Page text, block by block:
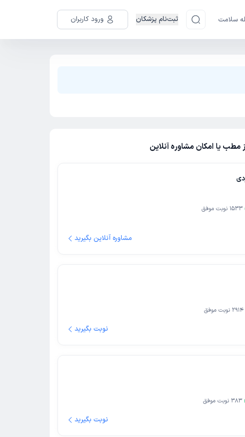
سلامت ثبت‌نام پزشکان ورود کاربران
یا امکان مشاوره آنلاین
1533 نوبت موفق
مشاوره آنلاین بگیرید
2914 نوبت موفق
نوبت بگیرید
383 نوبت موفق
نوبت بگیرید